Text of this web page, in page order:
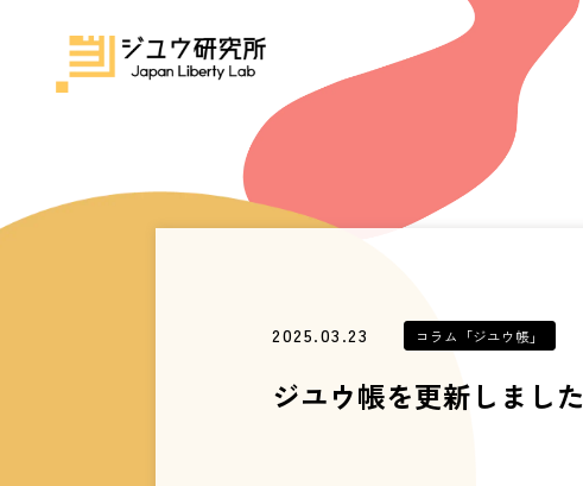
2025.03.23 コラム「ジユウ帳」
ジユウ帳を更新しました